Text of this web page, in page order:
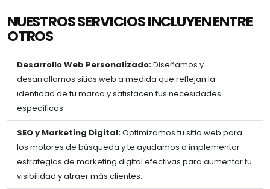
NUESTROS SERVICIOS INCLUYEN ENTRE
OTROS
Desarrollo Web Personalizado:Diseñamos y
desarrollamos sitios web a medida que reflejan la
identidad de tu marca y satisfacen tus necesidades
específicas.
SEO y Marketing Digital:Optimizamos tu sitio web para
los motores de búsqueda y te ayudamos a implementar
estrategias de marketing digital efectivas para aumentar tu
visibilidad y atraer más clientes.